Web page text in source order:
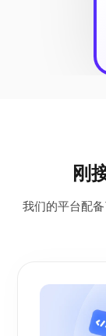
刚
我们的平台配